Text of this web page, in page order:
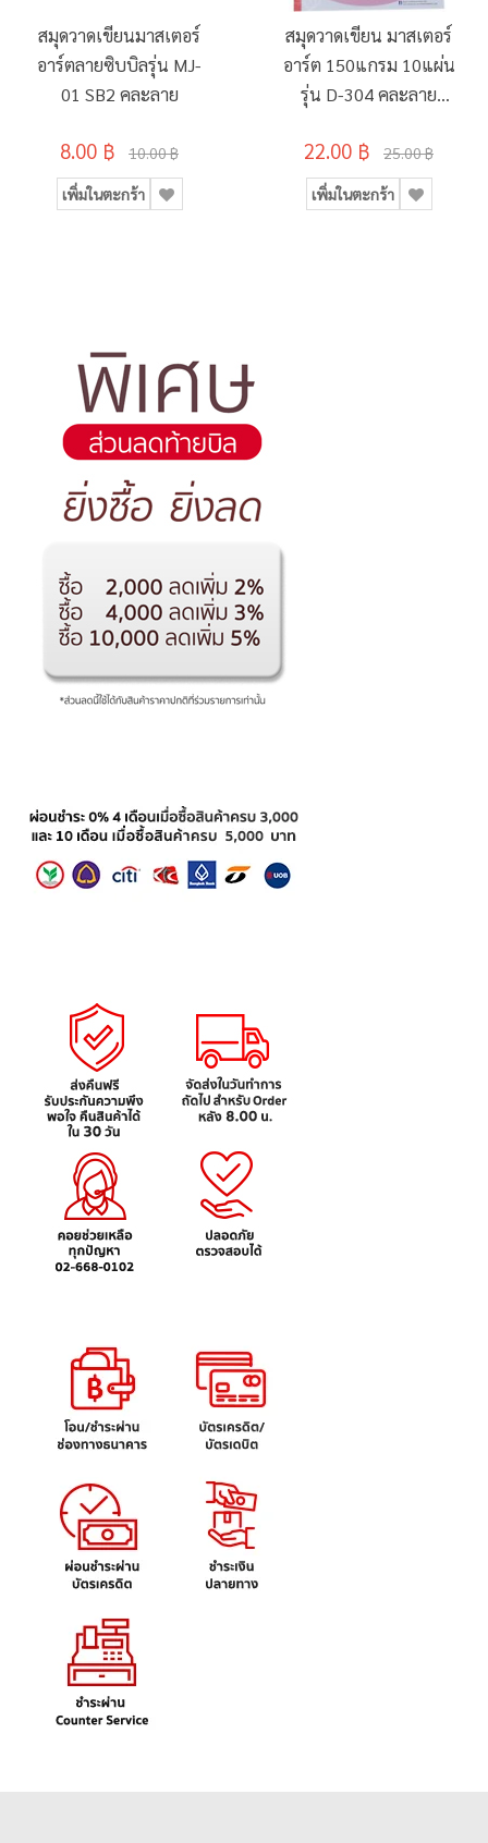
สมุดวาดเขียนมาสเตอร์
อาร์ตลายซิบบิลรุ่น MJ-
01 SB2 คละลาย
8.00 ฿ 10.00 ฿
เพิ่มในตะกร้า
สมุดวาดเขียน มาสเตอร์
อาร์ต 150แกรม 10แผ่น
รุ่น D-304 คละลาย
22.00 ฿ 25.00 ฿
เพิ่มในตะกร้า